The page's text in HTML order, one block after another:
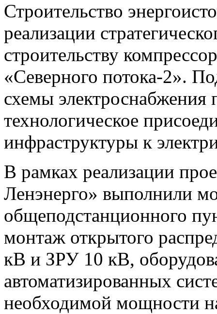
Строительство
реализации
строительству
«Северного потока-2».
схемы электроснабжения
технологическое
инфраструктуры к
В рамках реализации
Ленэнерго» выполнили
общеподстанционного
монтаж открытого
кВ и ЗРУ 10 кВ,
автоматизированных
необходимой мощности